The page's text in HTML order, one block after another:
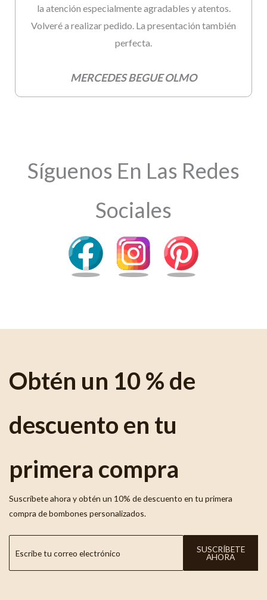
la atención especialmente agradables y atentos.
Volveré a realizar pedido. La presentación también
perfecta.
MERCEDES BEGUE OLMO
Síguenos En Las Redes
Sociales
Obtén un 10 % de
descuento en tu
primera compra
Suscríbete ahora y obtén un 10% de descuento en tu primera
compra de bombones personalizados.
SUSCRÍBETE
AHORA